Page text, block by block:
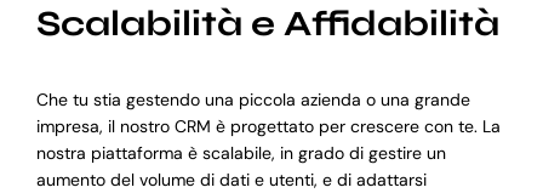
Scalabilità e Affidabilità
Che tu stia gestendo una piccola azienda o una grande
impresa, il nostro CRM è progettato per crescere con te. La
nostra piattaforma è scalabile, in grado di gestire un
aumento del volume di dati e utenti, e di adattarsi